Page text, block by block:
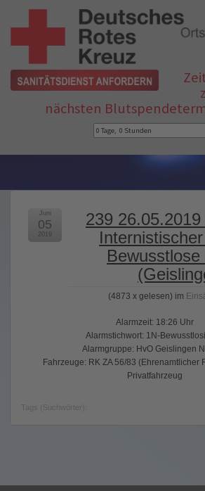
nächsten
239
Bewusstlose
(4873 x gelesen) im
Juni
05
2019
Alarmzeit: 18:26 Uhr
Alarmstichwort: 1N-
Alarmgruppe: HvO Geislingen
Fahrzeuge: RK ZA 56/83 (Ehrenamtlicher
Privatfahrzeug
Tags (Suchwörter):